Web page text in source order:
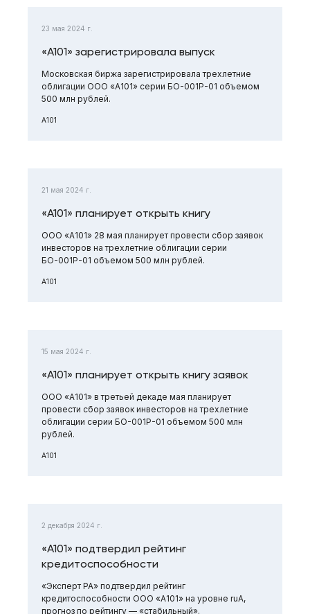
23 мая 2024 г.
«А101» зарегистрировала выпуск
Московская биржа зарегистрировала трехлетние
облигации ООО «А101» серии БО-001Р-01 объемом
500 млн рублей.
А101
21 мая 2024 г.
«А101» планирует открыть книгу
ООО «А101» 28 мая планирует провести сбор заявок
инвесторов на трехлетние облигации серии
БО-001Р-01 объемом 500 млн рублей.
А101
15 мая 2024 г.
«А101» планирует открыть книгу заявок
ООО «А101» в третьей декаде мая планирует
провести сбор заявок инвесторов на трехлетние
облигации серии БО-001Р-01 объемом 500 млн
рублей.
А101
2 декабря 2024 г.
«А101» подтвердил рейтинг
кредитоспособности
«Эксперт РА» подтвердил рейтинг
кредитоспособности ООО «А101» на уровне ruA,
прогноз по рейтингу — «стабильный».